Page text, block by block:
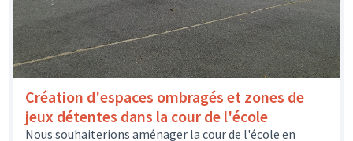
Création d'espaces ombragés et zones de
jeux détentes dans la cour de l'école
Nous souhaiterions aménager la cour de l'école en